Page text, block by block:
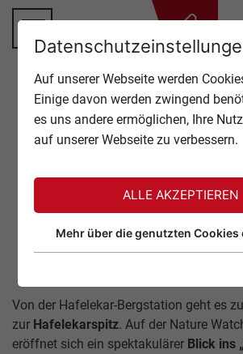
SCHLIESSEN
TOP OF INNSBRUCK
ANGEBOTE
GASTRONOMIE
TICKETS
NORDKETTE
18. Juli 2026
Von der Hafelekar-Bergstation geht es
zur Hafelekarspitz. Auf der Nature
eröffnet sich ein spektakulärer Blick ins
Zurück zur Übersicht
Auf unserer Webseite werden
Einige davon werden zwingend
es uns andere ermöglichen, Ihre
auf unserer Webseite zu verbessern.
ALLE AKZEPTIEREN
Mehr über die genutzten Cookies